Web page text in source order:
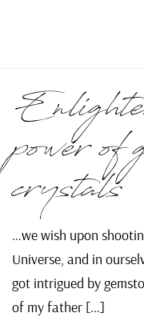
power of
crystals
…we wish upon
Universe, and in
got intrigued by
of my father […]